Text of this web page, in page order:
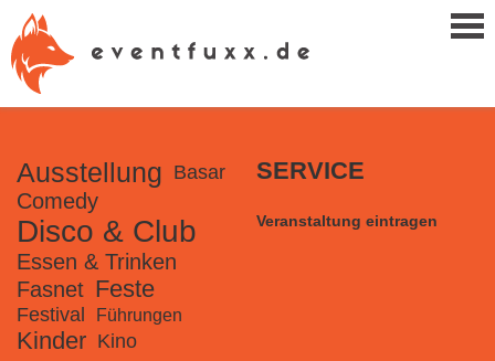
Ausstellung Basar
Comedy
Disco & Club
Essen & Trinken
Fasnet Feste
Festival Führungen
Kinder Kino
SERVICE
Veranstaltung eintragen